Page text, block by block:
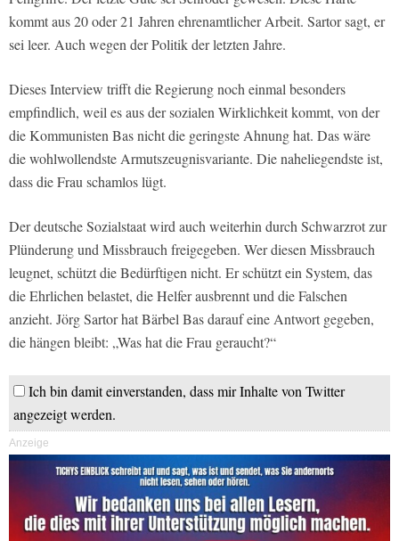
kommt aus 20 oder 21 Jahren ehrenamtlicher Arbeit. Sartor sagt, er
sei leer. Auch wegen der Politik der letzten Jahre.
Dieses Interview trifft die Regierung noch einmal besonders
empfindlich, weil es aus der sozialen Wirklichkeit kommt, von der
die Kommunisten Bas nicht die geringste Ahnung hat. Das wäre
die wohlwollendste Armutszeugnisvariante. Die naheliegendste ist,
dass die Frau schamlos lügt.
Der deutsche Sozialstaat wird auch weiterhin durch Schwarzrot zur
Plünderung und Missbrauch freigegeben. Wer diesen Missbrauch
leugnet, schützt die Bedürftigen nicht. Er schützt ein System, das
die Ehrlichen belastet, die Helfer ausbrennt und die Falschen
anzieht. Jörg Sartor hat Bärbel Bas darauf eine Antwort gegeben,
die hängen bleibt: „Was hat die Frau geraucht?“
Ich bin damit einverstanden, dass mir Inhalte von Twitter
angezeigt werden.
Anzeige